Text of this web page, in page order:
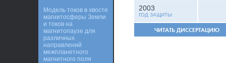
2003
ГОД ЗАЩИТЫ
ЧИТАТЬ ДИССЕРТАЦИЮ
Модель токов в хвосте
магнитосферы Земли
и токов на
магнитопаузе для
различных
направлений
межпланетного
магнитного поля